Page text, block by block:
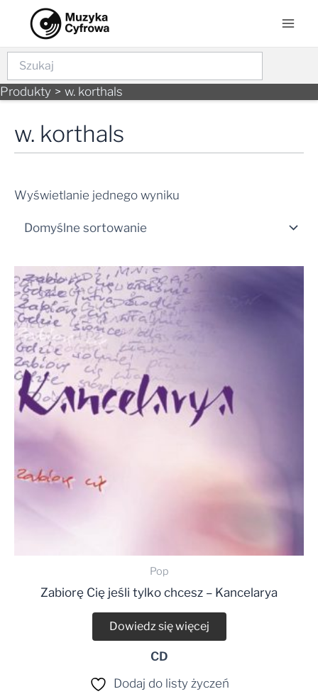
content
Szukaj
Produkty w. korthals
w. korthals
Wyświetlanie jednego wyniku
Pop
Zabiorę Cię jeśli tylko chcesz – Kancelarya
Dowiedz się więcej
CD
Dodaj do listy życzeń